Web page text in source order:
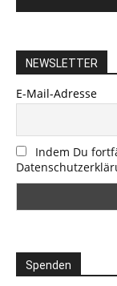
NEWSLETTER
E-Mail-Adresse
Indem Du
Spenden